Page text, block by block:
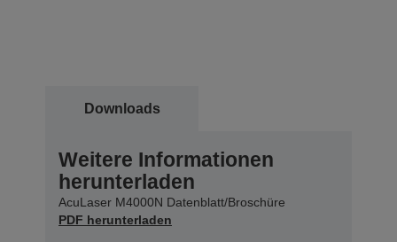
Downloads
Weitere Informationen
herunterladen
AcuLaser M4000N Datenblatt/Broschüre
PDF herunterladen